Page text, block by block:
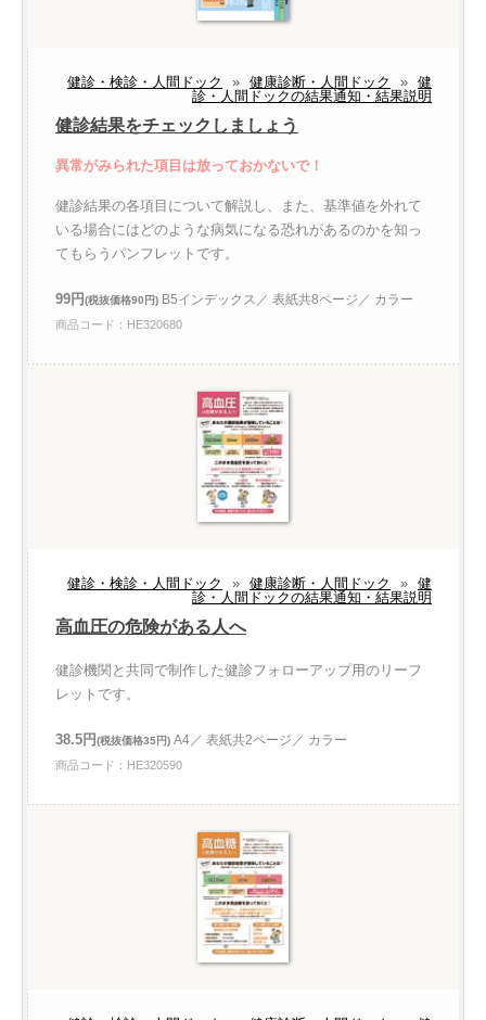
健診・検診・人間ドック » 健康診断・人間ドック » 健
診・人間ドックの結果通知・結果説明
健診結果をチェックしましょう
異常がみられた項目は放っておかないで！
健診結果の各項目について解説し、また、基準値を外れて
いる場合にはどのような病気になる恐れがあるのかを知っ
てもらうパンフレットです。
99円(税抜価格90円) B5インデックス／ 表紙共8ページ／ カラー
商品コード：HE320680
健診・検診・人間ドック » 健康診断・人間ドック » 健
診・人間ドックの結果通知・結果説明
高血圧の危険がある人へ
健診機関と共同で制作した健診フォローアップ用のリーフ
レットです。
38.5円(税抜価格35円) A4／ 表紙共2ページ／ カラー
商品コード：HE320590